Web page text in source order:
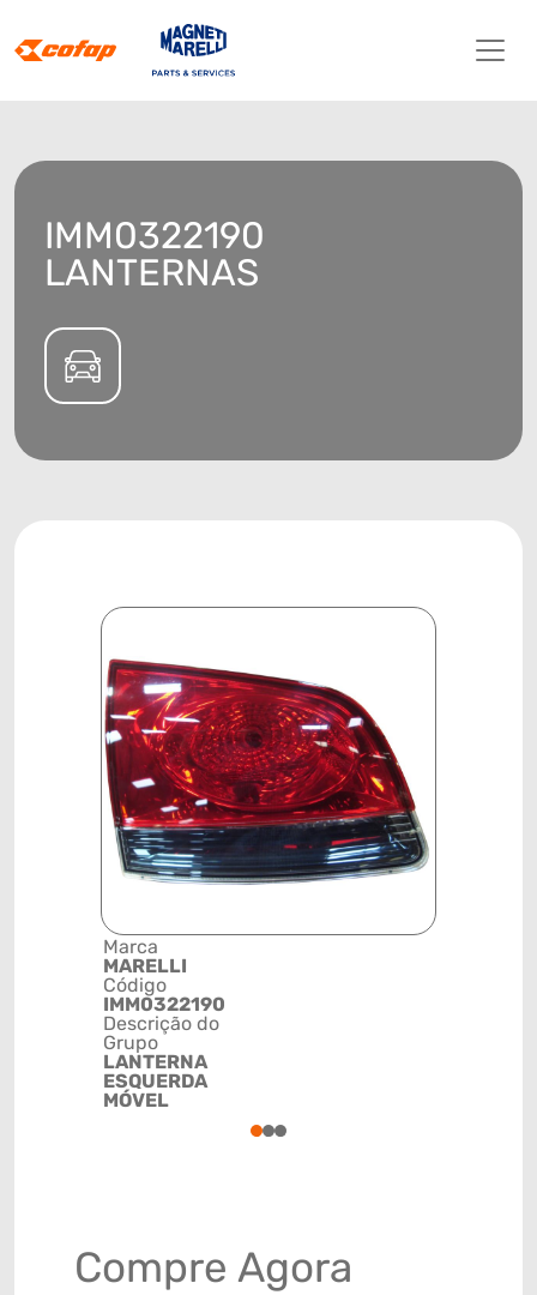
IMM0322190
LANTERNAS
Marca
MARELLI
Código
IMM0322190
Descrição do
Grupo
LANTERNA
ESQUERDA
MÓVEL
123
Compre Agora